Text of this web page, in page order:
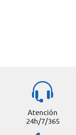
Atención
24h/7/365